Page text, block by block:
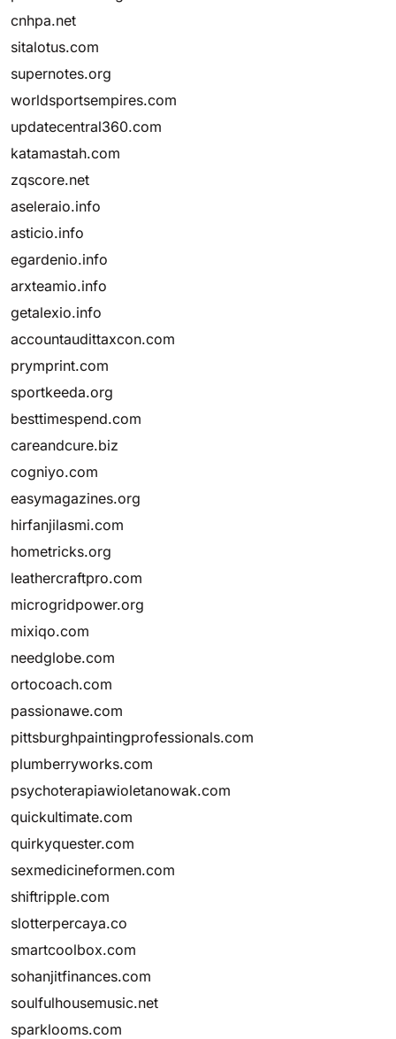
cnhpa.net
sitalotus.com
supernotes.org
worldsportsempires.com
updatecentral360.com
katamastah.com
zqscore.net
aseleraio.info
asticio.info
egardenio.info
arxteamio.info
getalexio.info
accountaudittaxcon.com
prymprint.com
sportkeeda.org
besttimespend.com
careandcure.biz
cogniyo.com
easymagazines.org
hirfanjilasmi.com
hometricks.org
leathercraftpro.com
microgridpower.org
mixiqo.com
needglobe.com
ortocoach.com
passionawe.com
pittsburghpaintingprofessionals.com
plumberryworks.com
psychoterapiawioletanowak.com
quickultimate.com
quirkyquester.com
sexmedicineformen.com
shiftripple.com
slotterpercaya.co
smartcoolbox.com
sohanjitfinances.com
soulfulhousemusic.net
sparklooms.com